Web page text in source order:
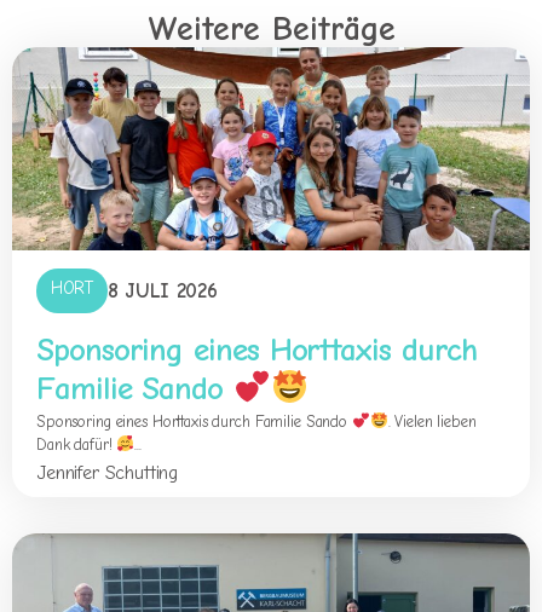
Weitere Beiträge
HORT 8 JULI 2026
Sponsoring eines Horttaxis durch
Familie Sando
Sponsoring eines Horttaxis durch Familie Sando
. Vielen lieben
Dank dafür!
Jennifer Schutting